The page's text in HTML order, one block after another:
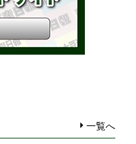
一覧へ